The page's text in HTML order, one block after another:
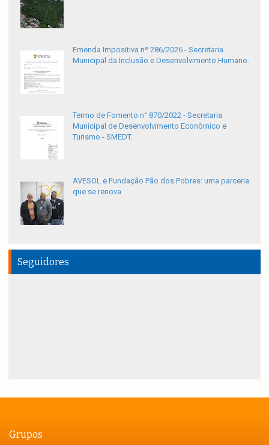
Emenda Impositiva nº 286/2026 - Secretaria
Municipal da Inclusão e Desenvolvimento Humano.
Termo de Fomento n° 870/2022 - Secretaria
Municipal de Desenvolvimento Econômico e
Turismo - SMEDT.
AVESOL e Fundação Pão dos Pobres: uma parceria
que se renova
Seguidores
Grupos